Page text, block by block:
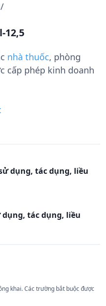
12,5
nhà thuốc, phòng
cấp phép kinh doanh
dụng, tác dụng, liều
tác dụng, liều
khai.Các trường bắt buộc được